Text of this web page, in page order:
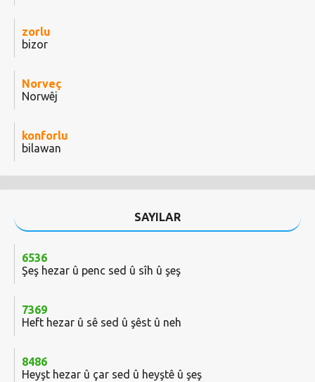
zorlu
bizor
Norveç
Norwêj
konforlu
bilawan
SAYILAR
6536
Şeş hezar û penc sed û sîh û şeş
7369
Heft hezar û sê sed û şêst û neh
8486
Heyşt hezar û çar sed û heyştê û şeş